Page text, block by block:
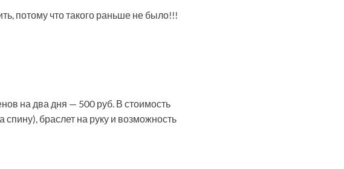
потому что такого раньше не было!!!
на два дня — 500 руб. В стоимость
спину), браслет на руку и возможность